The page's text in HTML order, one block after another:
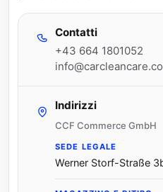
Contatti
+43 664 1801052
Indirizzi
CCF Commerce GmbH
SEDE LEGALE
Werner Storf-Straße